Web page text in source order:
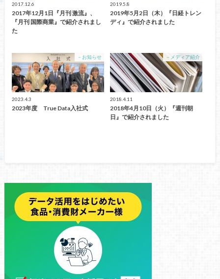
2017.12.6
2017年12月1日『月刊 激流』、
『月刊 国際商業』で紹介されまし
た
2019.5.8
2019年5月2日（木）『日経トレン
ディ』で紹介されました
－お知らせ
2023.4.3
2023年度 True Data入社式
－メディア紹介
2018.4.11
2018年4月10日（火）『週刊朝
日』で紹介されました